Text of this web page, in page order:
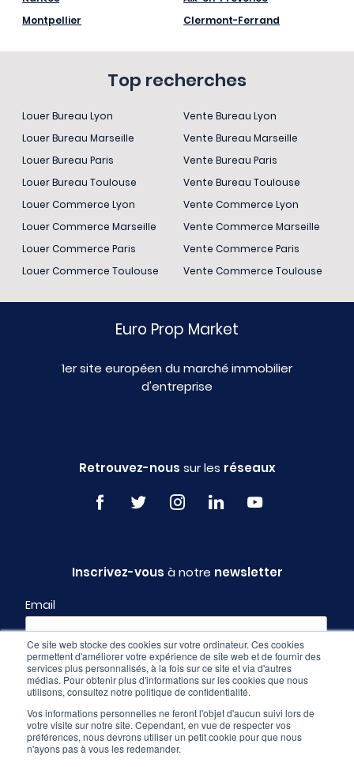
Ce site web stocke des cookies sur votre ordinateur. Ces cookies
permettent d'améliorer votre expérience de site web et de fournir des
services plus personnalisés, à la fois sur ce site et via d'autres
médias. Pour obtenir plus d'informations sur les cookies que nous
utilisons, consultez notre politique de confidentialité.
Vos informations personnelles ne feront l'objet d'aucun suivi lors de
votre visite sur notre site. Cependant, en vue de respecter vos
préférences, nous devrons utiliser un petit cookie pour que nous
n'ayons pas à vous les redemander.
Montpellier
Clermont-Ferrand
Top recherches
Louer Bureau Lyon
Louer Bureau Marseille
Louer Bureau Paris
Louer Bureau Toulouse
Louer Commerce Lyon
Louer Commerce Marseille
Louer Commerce Paris
Louer Commerce Toulouse
Vente Bureau Lyon
Vente Bureau Marseille
Vente Bureau Paris
Vente Bureau Toulouse
Vente Commerce Lyon
Vente Commerce Marseille
Vente Commerce Paris
Vente Commerce Toulouse
Euro Prop Market
1er site européen du marché immobilier
d'entreprise
Retrouvez-nous sur les réseaux
Inscrivez-vous à notre newsletter
Email
Profil